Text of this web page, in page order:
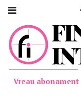
Vreau abonament